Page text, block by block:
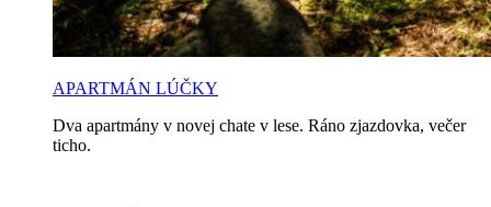
APARTMÁN LÚČKY
Dva apartmány v novej chate v lese. Ráno zjazdovka, večer
ticho.